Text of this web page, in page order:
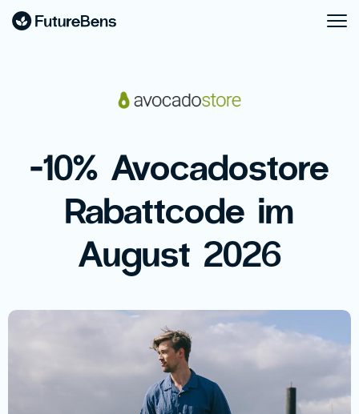
-10% Avocadostore
Rabattcode im
August 2026